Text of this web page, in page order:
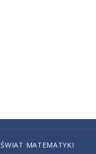
ŚWIAT MATEMATYKI